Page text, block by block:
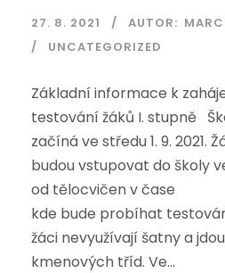
27. 8. 2021 AUTOR:
UNCATEGORIZED
Základní informace k
testování žáků I. stupně
začíná ve středu 1. 9. 2021.
budou vstupovat do školy
od tělocvičen v čase
kde bude probíhat
žáci nevyužívají šatny a
kmenových tříd. Ve...